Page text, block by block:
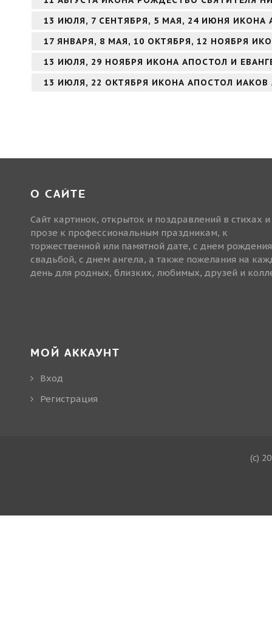
13 ИЮЛЯ, 7 СЕНТЯБРЯ, 5 МАЯ, 24 ИЮНЯ
17 ЯНВАРЯ, 8 МАЯ, 10 ОКТЯБРЯ, 12 НОЯБРЯ
13 ИЮЛЯ, 29 НОЯБРЯ ИКОНА АПОСТОЛ И
13 ИЮЛЯ, 22 ОКТЯБРЯ ИКОНА АПОСТОЛ ИАКОВ
О САЙТЕ
Сайт картинок, открыток и поздравлений в стихах и
прозе к профессиональным праздникам, к
торжественной или памятной дате, с днем
свадьбой, с днем ангела, а также пожелания на
день для родных, близких, любимых, друзей и
МОЙ АККАУНТ
Вход
Регистрация
(c)